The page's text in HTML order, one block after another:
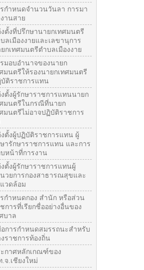
กำหนดจำนวนวันลา การมา
านสาย
ตั้งที่ปรึกษานายกเทศมนตรี
ลเมืองงายและเลขานุการ
กเทศมนตรีตำบลเมืองงาย
มอบอำนาจของนายก
มนตรีให้รองนายกเทศมนตรี
ติราชการแทน
ตั้งผู้รักษาราชการแทนนายก
มนตรีในกรณีที่นายก
มนตรีไม่อาจปฏิบัติราชการ
ตั้งผู้ปฏิบัติราชการแทน ผู้
ารักษาราชการแทน และการ
หน้าที่การงาน
ตั้งผู้รักษาราชการแทนผู้
วยการกองสาธารณสุขและ
วดล้อม
กำหนดกอง สำนัก หรือส่วน
การที่เรียกชื่ออย่างอื่นของ
บาล
การกำหนดสมรรถนะสำหรับ
ราชการท้องถิ่น
กาศหลักเกณฑ์ของ
.จ.เชียงใหม่